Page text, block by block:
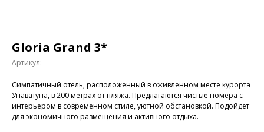
Gloria Grand 3*
Артикул:
Симпатичный отель, расположенный в оживленном месте курорта
Унаватуна, в 200 метрах от пляжа. Предлагаются чистые номера с
интерьером в современном стиле, уютной обстановкой. Подойдет
для экономичного размещения и активного отдыха.